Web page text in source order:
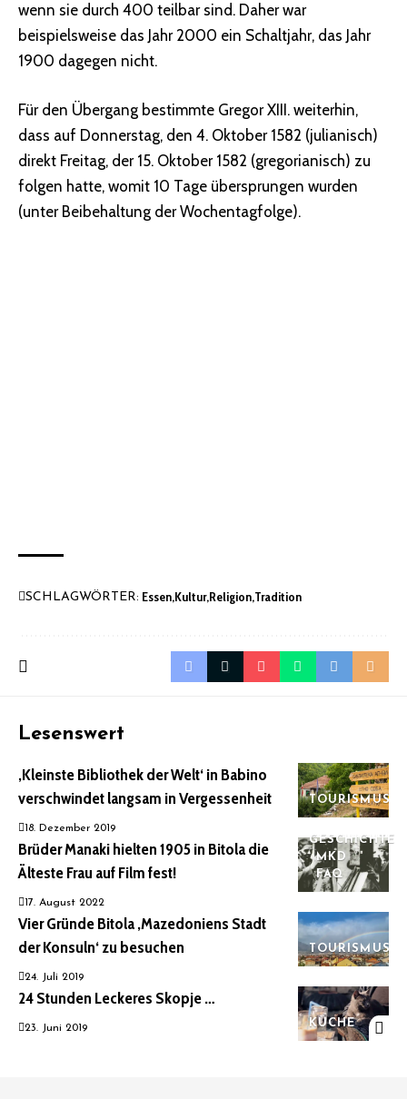
wenn sie durch 400 teilbar sind. Daher war
beispielsweise das Jahr 2000 ein Schaltjahr, das Jahr
1900 dagegen nicht.
Für den Übergang bestimmte Gregor XIII. weiterhin,
dass auf Donnerstag, den 4. Oktober 1582 (julianisch)
direkt Freitag, der 15. Oktober 1582 (gregorianisch) zu
folgen hatte, womit 10 Tage übersprungen wurden
(unter Beibehaltung der Wochentagfolge).
SCHLAGWÖRTER: Essen Kultur Religion Tradition
Lesenswert
TOURISMUS
‚Kleinste Bibliothek der Welt‘ in Babino
verschwindet langsam in Vergessenheit
18. Dezember 2019
GESCHICHTE
MKD
FAQ
Brüder Manaki hielten 1905 in Bitola die
Älteste Frau auf Film fest!
17. August 2022
TOURISMUS
Vier Gründe Bitola ‚Mazedoniens Stadt
der Konsuln‘ zu besuchen
24. Juli 2019
KÜCHE
24 Stunden Leckeres Skopje …
23. Juni 2019